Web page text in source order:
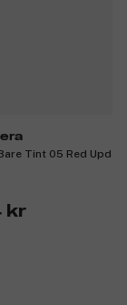
Tint 05 Red
kr